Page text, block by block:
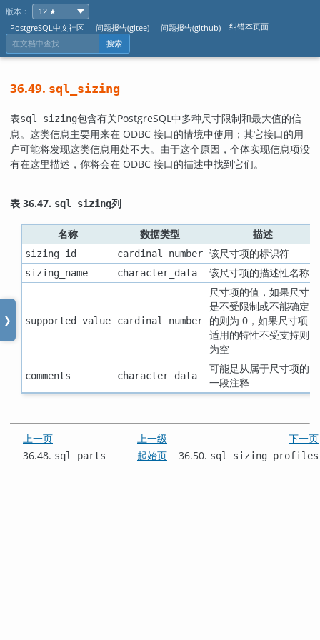
版本：
PostgreSQL中文社区
问题报告(gitee) 问题报告(github) 纠错本页面
搜索
❯
36.49. sql_sizing
表sql_sizing包含有关PostgreSQL中多种尺寸限制和最大值的信
息。这类信息主要用来在 ODBC 接口的情境中使用；其它接口的用
户可能将发现这类信息用处不大。由于这个原因，个体实现信息项没
有在这里描述，你将会在 ODBC 接口的描述中找到它们。
表 36.47. sql_sizing列
名称 数据类型 描述
sizing_id cardinal_number 该尺寸项的标识符
sizing_name character_data 该尺寸项的描述性名称
supported_value cardinal_number
尺寸项的值，如果尺寸
是不受限制或不能确定
的则为 0，如果尺寸项
适用的特性不受支持则
为空
comments character_data
可能是从属于尺寸项的
一段注释
上一页 上一级
下一页
36.48. sql_parts 起始页 36.50. sql_sizing_profiles